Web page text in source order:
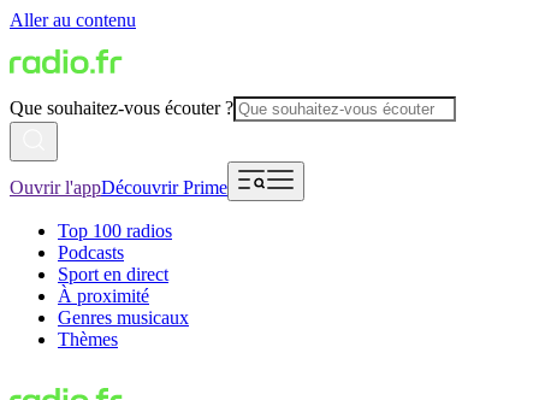
Aller au contenu
Que souhaitez-vous écouter ?
Ouvrir l'appDécouvrir Prime
Top 100 radios
Podcasts
Sport en direct
À proximité
Genres musicaux
Thèmes